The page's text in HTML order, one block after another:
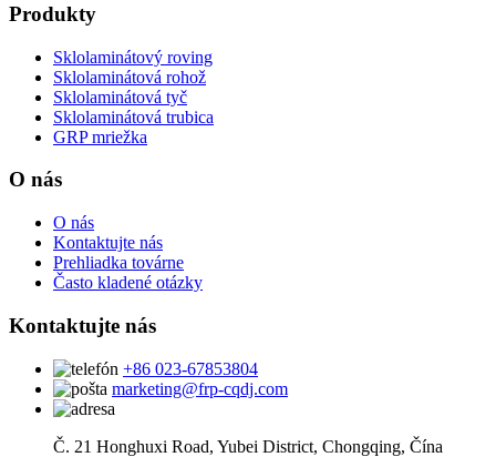
Produkty
Sklolaminátový roving
Sklolaminátová rohož
Sklolaminátová tyč
Sklolaminátová trubica
GRP mriežka
O nás
O nás
Kontaktujte nás
Prehliadka továrne
Často kladené otázky
Kontaktujte nás
+86 023-67853804
marketing@frp-cqdj.com
Č. 21 Honghuxi Road, Yubei District, Chongqing, Čína